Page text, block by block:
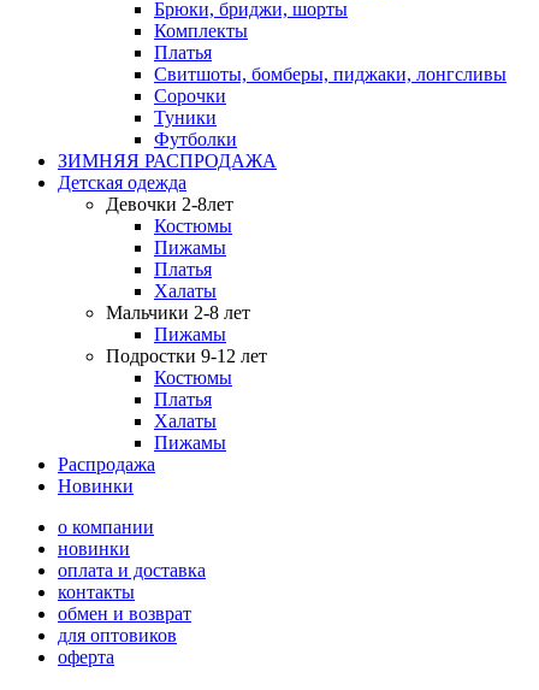
Брюки, бриджи, шорты
Комплекты
Платья
Свитшоты, бомберы, пиджаки, лонгсливы
Сорочки
Туники
Футболки
ЗИМНЯЯ РАСПРОДАЖА
Детская одежда
Девочки 2-8лет
Костюмы
Пижамы
Платья
Халаты
Мальчики 2-8 лет
Пижамы
Подростки 9-12 лет
Костюмы
Платья
Халаты
Пижамы
Распродажа
Новинки
о компании
новинки
оплата и доставка
контакты
обмен и возврат
для оптовиков
оферта